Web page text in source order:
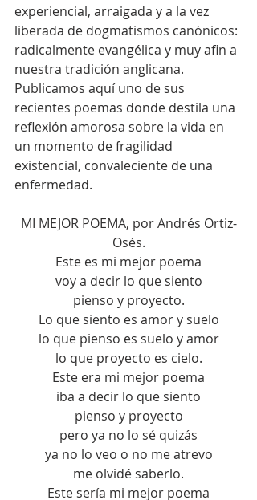
experiencial, arraigada y a la vez
liberada de dogmatismos canónicos:
radicalmente evangélica y muy afin a
nuestra tradición anglicana.
Publicamos aquí uno de sus
recientes poemas donde destila una
reflexión amorosa sobre la vida en
un momento de fragilidad
existencial, convaleciente de una
enfermedad.
MI MEJOR POEMA, por Andrés Ortiz-
Osés.
Este es mi mejor poema
voy a decir lo que siento
pienso y proyecto.
Lo que siento es amor y suelo
lo que pienso es suelo y amor
lo que proyecto es cielo.
Este era mi mejor poema
iba a decir lo que siento
pienso y proyecto
pero ya no lo sé quizás
ya no lo veo o no me atrevo
me olvidé saberlo.
Este sería mi mejor poema